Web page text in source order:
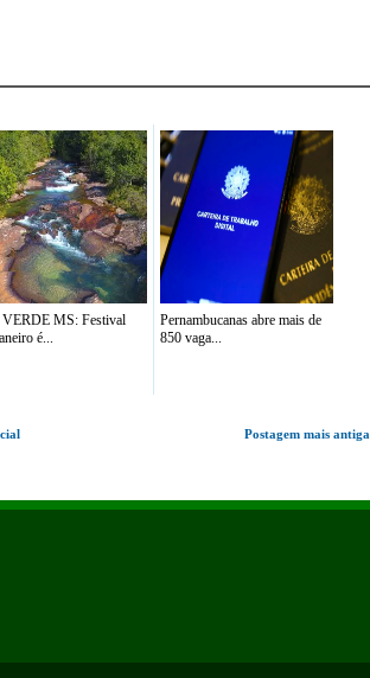
MS: Festival
é...
Pernambucanas abre mais de
850 vaga...
Postagem mais antiga